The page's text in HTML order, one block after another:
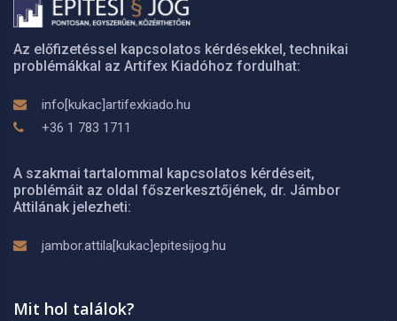
Az előfizetéssel kapcsolatos kérdésekkel, technikai
problémákkal az Artifex Kiadóhoz fordulhat:
info[kukac]artifexkiado.hu
+36 1 783 1711
A szakmai tartalommal kapcsolatos kérdéseit,
problémáit az oldal főszerkesztőjének, dr. Jámbor
Attilának jelezheti:
jambor.attila[kukac]epitesijog.hu
Mit hol találok?